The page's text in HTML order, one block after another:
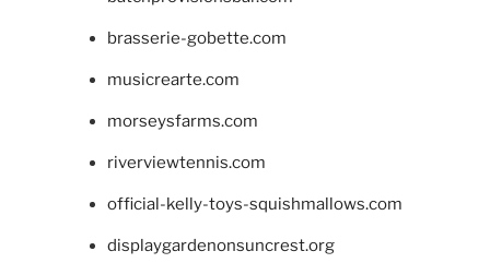
brasserie-gobette.com
musicrearte.com
morseysfarms.com
riverviewtennis.com
official-kelly-toys-squishmallows.com
displaygardenonsuncrest.org